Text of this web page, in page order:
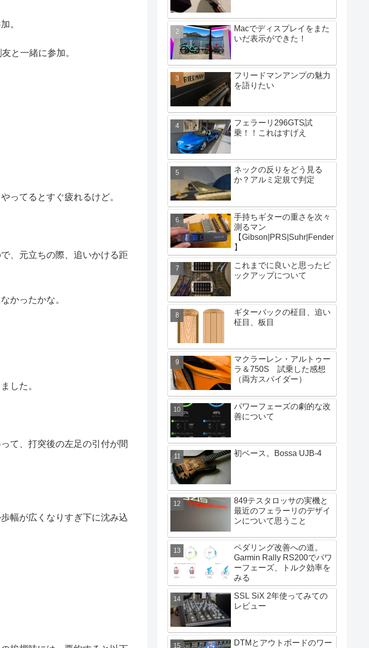
。
と一緒に参加。
ってるとすぐ疲れるけど。
、元立ちの際、追いかける距
かったかな。
した。
て、打突後の左足の引付が間
幅が広くなりすぎ下に沈み込
Macでディスプレイをまた
いだ表示ができた！
フリードマンアンプの魅力
を語りたい
フェラーリ296GTS試
乗！！これはすげえ
ネックの反りをどう見る
か？アルミ定規で判定
手持ちギターの重さを次々
測るマン
【Gibson|PRS|Suhr|Fender
】
これまでに良いと思ったピ
ックアップについて
ギターバックの柾目、追い
柾目、板目
マクラーレン・アルトゥー
ラ＆750S 試乗した感想
（両方スパイダー）
パワーフェーズの劇的な改
善について
初ベース。Bossa UJB-4
849テスタロッサの実機と
最近のフェラーリのデザイ
ンについて思うこと
ペダリング改善への道。
Garmin Rally RS200でパワ
ーフェーズ、トルク効率を
みる
SSL SiX 2年使ってみての
レビュー
DTMとアウトボードのワー